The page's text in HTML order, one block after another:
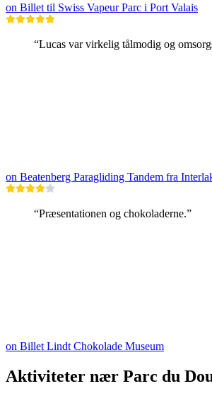
on Billet til Swiss Vapeur Parc i Port Valais
“Lucas var virkelig tålmodig og
on Beatenberg Paragliding Tandem fra
“Præsentationen og chokoladerne.”
on Billet Lindt Chokolade Museum
Aktiviteter nær Parc du